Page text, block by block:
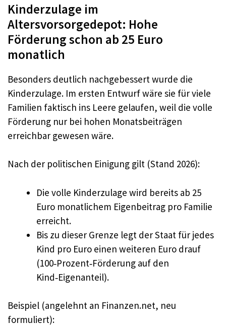
Kinderzulage im
Altersvorsorgedepot: Hohe
Förderung schon ab 25 Euro
monatlich
Besonders deutlich nachgebessert wurde die
Kinderzulage. Im ersten Entwurf wäre sie für viele
Familien faktisch ins Leere gelaufen, weil die volle
Förderung nur bei hohen Monatsbeiträgen
erreichbar gewesen wäre.
Nach der politischen Einigung gilt (Stand 2026):
Die volle Kinderzulage wird bereits ab 25
Euro monatlichem Eigenbeitrag pro Familie
erreicht.
Bis zu dieser Grenze legt der Staat für jedes
Kind pro Euro einen weiteren Euro drauf
(100‑Prozent‑Förderung auf den
Kind‑Eigenanteil).
Beispiel (angelehnt an Finanzen.net, neu
formuliert):